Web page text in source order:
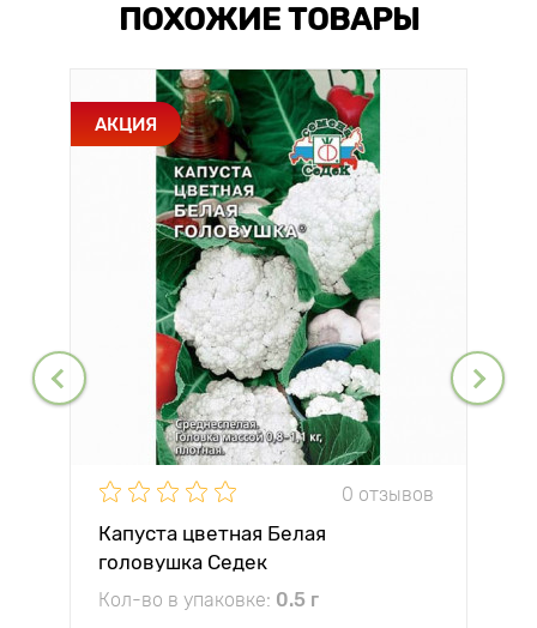
ПОХОЖИЕ ТОВАРЫ
АКЦИЯ
0 отзывов
Капуста цветная Белая
головушка Седек
Кол-во в упаковке: 0.5 г